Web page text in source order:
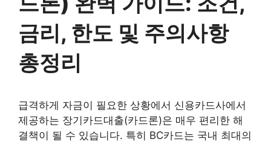
금리, 한도 및 주의사항
총정리
급격하게 자금이 필요한 상황에서 신용카드사에서
제공하는 장기카드대출(카드론)은 매우 편리한 해
결책이 될 수 있습니다. 특히 BC카드는 국내 최대의